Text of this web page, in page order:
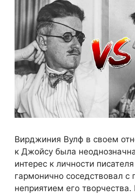
Вирджиния Вулф в своем
к Джойсу была
интерес к личности
гармонично соседствовал с
неприятием его